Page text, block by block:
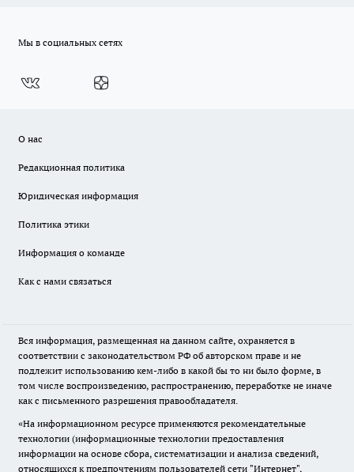
Мы в социальных сетях
О нас
Редакционная политика
Юридическая информация
Политика этики
Информация о команде
Как с нами связаться
Вся информация, размещенная на данном сайте, охраняется в
соответствии с законодательством РФ об авторском праве и не
подлежит использованию кем-либо в какой бы то ни было форме, в
том числе воспроизведению, распространению, переработке не иначе
как с письменного разрешения правообладателя.
«На информационном ресурсе применяются рекомендательные
технологии (информационные технологии предоставления
информации на основе сбора, систематизации и анализа сведений,
относящихся к предпочтениям пользователей сети "Интернет",